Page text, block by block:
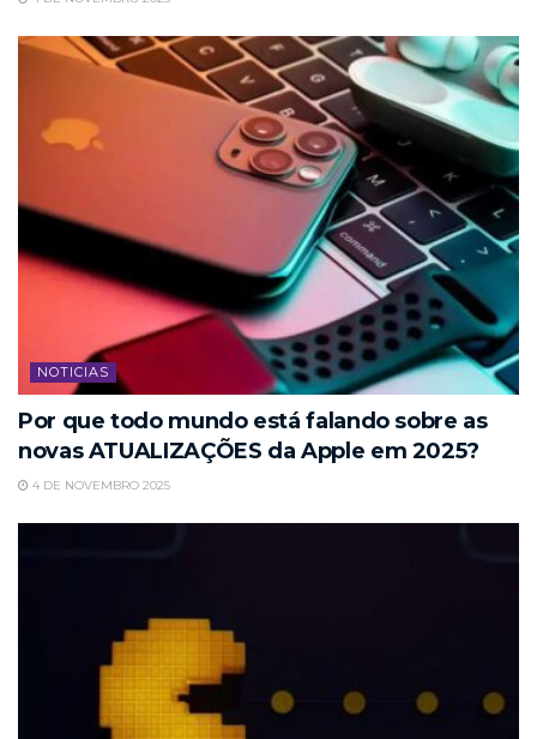
NOTICIAS
Por que todo mundo está falando sobre as
novas ATUALIZAÇÕES da Apple em 2025?
4 DE NOVEMBRO 2025